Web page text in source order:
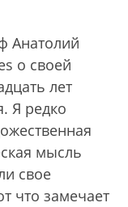
Анатолий
о своей
лет
Я редко
мысль
свое
что замечает